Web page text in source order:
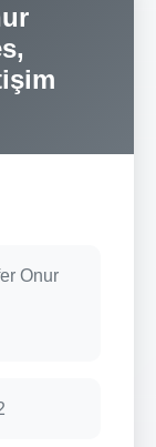
Onur